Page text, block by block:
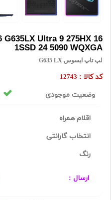
Ultra 9 275HX 16
1SSD 24 5090 WQXGA
لپ تاپ ایسوس G635 LX
کد کالا : 12743
وضعیت موجودی
اقلام همراه
انتخاب گارانتی
رنگ
ارسال :